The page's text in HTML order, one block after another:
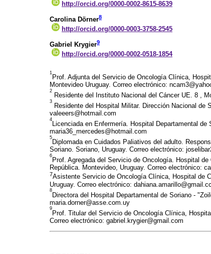
http://orcid.org/0000-0002-8615-8639
Carolina Dörner8
http://orcid.org/0000-0003-3758-2545
Gabriel Krygier9
http://orcid.org/0000-0002-0518-1854
1
Prof. Adjunta del Servicio de Oncología Clínica,
Montevideo Uruguay. Correo electrónico:
2
Residente del Instituto Nacional del Cáncer UE. 8 ,
3
Residente del Hospital Militar. Dirección Nacional de
valeeers@hotmail.com
4
Licenciada en Enfermería. Hospital Departamental
maria36_mercedes@hotmail.com
5
Diplomada en Cuidados Paliativos del adulto.
Soriano. Soriano, Uruguay. Correo electrónico:
6
Prof. Agregada del Servicio de Oncología. Hospital
República. Montevideo, Uruguay. Correo electrónico:
7Asistente Servicio de Oncología Clínica, Hospital de
Uruguay. Correo electrónico:
8
Directora del Hospital Departamental de Soriano -
maria.dorner@asse.com.uy
9
Prof. Titular del Servicio de Oncología Clínica,
Correo electrónico: gabriel.krygier@gmail.com